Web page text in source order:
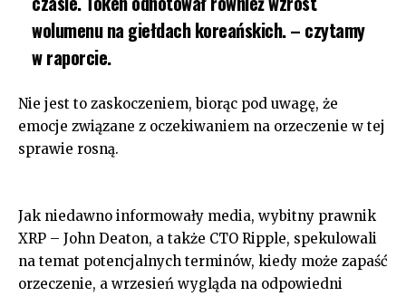
wolumenu na giełdach koreańskich. – czytamy
w raporcie.
Nie jest to zaskoczeniem, biorąc pod uwagę, że
emocje związane z oczekiwaniem na orzeczenie w tej
sprawie rosną.
Jak niedawno informowały media, wybitny prawnik
XRP – John Deaton, a także CTO Ripple, spekulowali
na temat potencjalnych terminów, kiedy może zapaść
orzeczenie, a wrzesień wygląda na odpowiedni